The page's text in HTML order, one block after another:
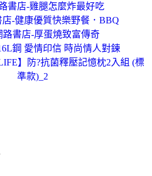
書店-雞腿怎麼炸最好吃
-健康優質快樂野餐．BBQ
路書店-厚蛋燒致富傳奇
鋼 愛情印信 時尚情人對鍊
】防?抗菌釋壓記憶枕2入組 (標
準款)_2